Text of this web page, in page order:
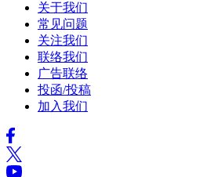
关于我们
常见问题
关注我们
联络我们
广告联络
投函/投稿
加入我们